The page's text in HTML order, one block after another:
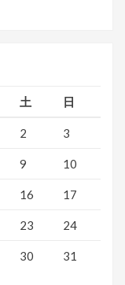
土 日
2 3
9 10
16 17
23 24
30 31